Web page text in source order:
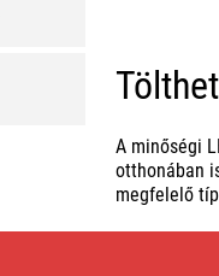
A minőségi
otthonában
megfelelő